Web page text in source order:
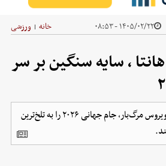
۱۴۰۵/۰۲/۲۲ - ۰۸:۵۳ خانه | ورزشی
، سایه سنگین بر سر
نگرانی دنیا این است که این ویروس مرگ‌بار، جام جهانی ۲۰۲۶ را به تلخ‌ترین